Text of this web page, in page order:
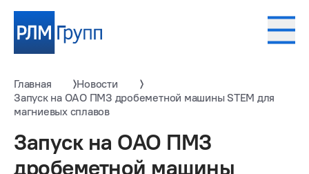
Главная
Новости
Запуск на ОАО ПМЗ дробеметной машины STEM для
магниевых сплавов
Запуск на ОАО ПМЗ
дробеметной машины